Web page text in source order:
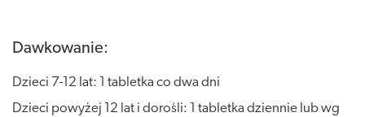
Dawkowanie:
Dzieci 7-12 lat: 1 tabletka co dwa dni
Dzieci powyżej 12 lat i dorośli: 1 tabletka dziennie lub wg